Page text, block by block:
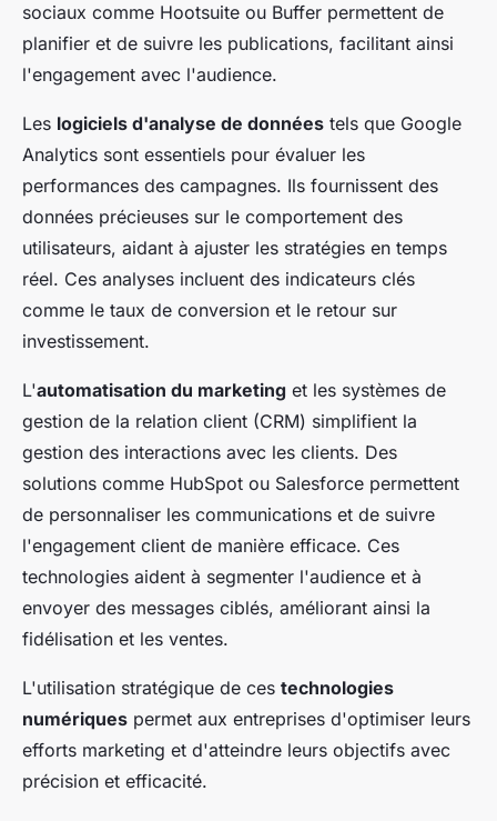
sociaux comme Hootsuite ou Buffer permettent de
planifier et de suivre les publications, facilitant ainsi
l'engagement avec l'audience.
Les logiciels d'analyse de données tels que Google
Analytics sont essentiels pour évaluer les
performances des campagnes. Ils fournissent des
données précieuses sur le comportement des
utilisateurs, aidant à ajuster les stratégies en temps
réel. Ces analyses incluent des indicateurs clés
comme le taux de conversion et le retour sur
investissement.
L'automatisation du marketing et les systèmes de
gestion de la relation client (CRM) simplifient la
gestion des interactions avec les clients. Des
solutions comme HubSpot ou Salesforce permettent
de personnaliser les communications et de suivre
l'engagement client de manière efficace. Ces
technologies aident à segmenter l'audience et à
envoyer des messages ciblés, améliorant ainsi la
fidélisation et les ventes.
L'utilisation stratégique de ces technologies
numériques permet aux entreprises d'optimiser leurs
efforts marketing et d'atteindre leurs objectifs avec
précision et efficacité.